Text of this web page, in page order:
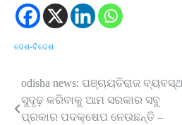
ଦେଶ-ବିଦେଶ
Post
navigation
odisha news: ପଞ୍ଚାୟତିରାଜ
ସୁଦୃଢ଼ କରିବାକୁ ଆମ ସରକାର ସବୁ
ପ୍ରକାର ପଦକ୍ଷେପ ନେଉଛନ୍ତି –